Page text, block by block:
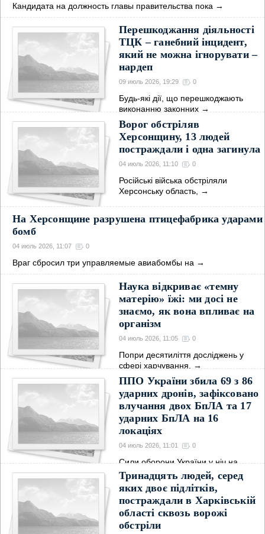
Кандидата на должность главы правительства пока →
Перешкоджання діяльності
ТЦК – ганебний інцидент,
який не можна ігнорувати –
нардеп
09 июль 2026, 19:29 0
Будь-які дії, що перешкоджають
виконанню законних →
Ворог обстріляв
Херсонщину, 13 людей
постраждали і одна загинула
04 июль 2026, 11:10 0
Російські війська обстріляли
Херсонську область,
→
На Херсонщине разрушена птицефабрика ударами
бомб
04 июль 2026, 11:07 0
Враг сбросил три управляемые авиабомбы на →
Наука відкриває «темну
матерію» їжі: ми досі не
знаємо, як вона впливає на
організм
04 июль 2026, 11:05 0
Попри десятиліття досліджень у
сфері харчування,
→
ППО України збила 69 з 86
ударних дронів, зафіксовано
влучання двох БпЛА та 17
ударних БпЛА на 16
локаціях
04 июль 2026, 11:01 0
Сили оборони України у ніч на
суботу знешкодили→
Тринадцять людей, серед
яких двоє підлітків,
постраждали в Харківській
області сквозь ворожі
обстріли